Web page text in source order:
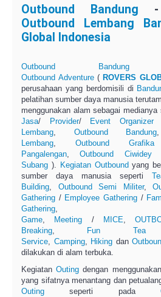
Outbound Bandung
Outbound Lembang
Global Indonesia
Outbound Bandung
Outbound Adventure ( ROVERS
perusahaan yang berdomisili di
pelatihan sumber daya manusia
menggunakan alam sebagai
Jasa/ Provider/ Event Organizer
Lembang, Outbound Bandung
Lembang, Outbound
Pangalengan,Outbound Ciwidey
Subang ). Kegiatan Outbound yang
sumber daya manusia seperti
Building, Outbound Semi Militer,
Gathering / Employee Gathering/
Gathering
Game, Meeting / MICE,
Breaking, Fun Tea
Service, Camping, Hiking dan
dilakukan di alam terbuka.
KegiatanOuting dengan
yang sifatnya menantang dan
Outingseperti pada